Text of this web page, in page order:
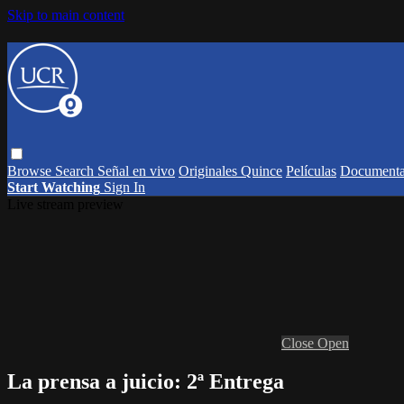
Skip to main content
Browse Search Señal en vivo Originales Quince Películas
Start Watching Sign In
Close Open
La prensa a juicio: 2ª Entrega